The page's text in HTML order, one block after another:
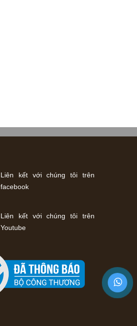
Liên kết với chúng tôi trên
facebook
Liên kết với chúng tôi trên
Youtube